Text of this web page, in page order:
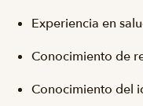
Experiencia en
Conocimiento de
Conocimiento del